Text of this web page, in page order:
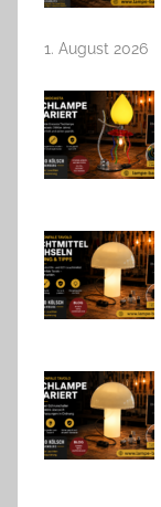
1. August 2026